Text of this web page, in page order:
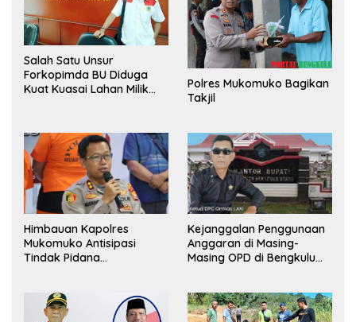
Salah Satu Unsur
Forkopimda BU Diduga
Kuat Kuasai Lahan Milik
Polres Mukomuko Bagikan
Takjil
Himbauan Kapolres
Mukomuko Antisipasi
Tindak Pidana
Kejanggalan Penggunaan
Anggaran di Masing-
Masing OPD di Bengkulu